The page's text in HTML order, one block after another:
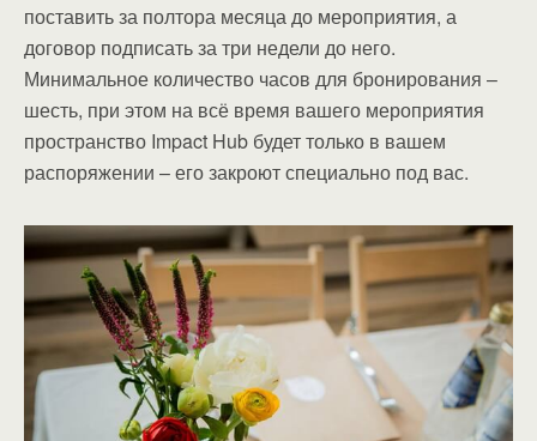
поставить за полтора месяца до мероприятия, а
договор подписать за три недели до него.
Минимальное количество часов для бронирования –
шесть, при этом на всё время вашего мероприятия
пространство Impact Hub будет только в вашем
распоряжении – его закроют специально под вас.